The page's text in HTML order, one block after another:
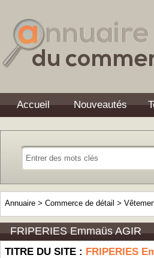
Accueil Nouveautés
Annuaire > Commerce de détail >
FRIPERIES Emmaüs AGIR
TITRE DU SITE : FRIPERIES